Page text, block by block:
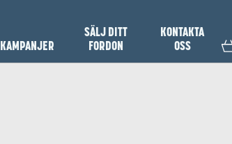
KAMPANJER
SÄLJ DITT
FORDON
KONTAKTA
OSS